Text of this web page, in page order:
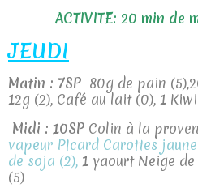
ACTIVITE: 20 min de
JEUDI
Matin : 7SP 80g de pain
12g (2), Café au lait (0), 1 Kiwi
Midi : 10SP Colin à la
vapeur PIcard Carottes
de soja (2), 1 yaourt Neige
(5)